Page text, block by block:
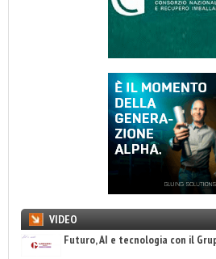
VIDEO
Futuro, AI e tecnologia con il